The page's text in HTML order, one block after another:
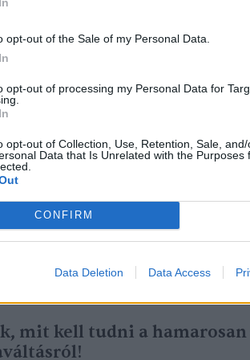
opt-out of the Sale of my Personal Data.
opt-out of processing my Personal Data for
opt-out of Collection, Use, Retention, Sale,
Data that Is Unrelated with the Purposes
CONFIRM
Data Deletion Data Access
Magyarország is hozzá tudja
szándéka és cselekvése
az elnök.
erről szólt, ám az azóta
volna, hanem még tovább
állhatunk meg és nem
van szükség – közölte
mit kell tudni a